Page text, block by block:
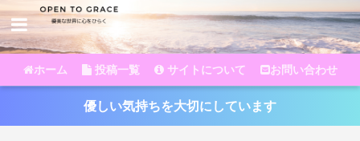
ホーム 投稿一覧 サイトについて お問い合わせ
優しい気持ちを大切にしています